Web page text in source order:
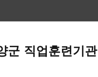
군 직업훈련기관